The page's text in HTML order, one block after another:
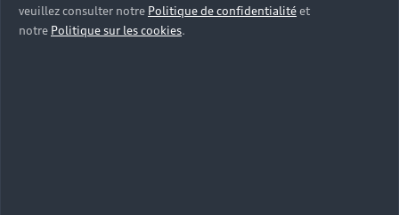
veuillez consulter notre Politique de confidentialitéet
notre Politique sur les cookies.